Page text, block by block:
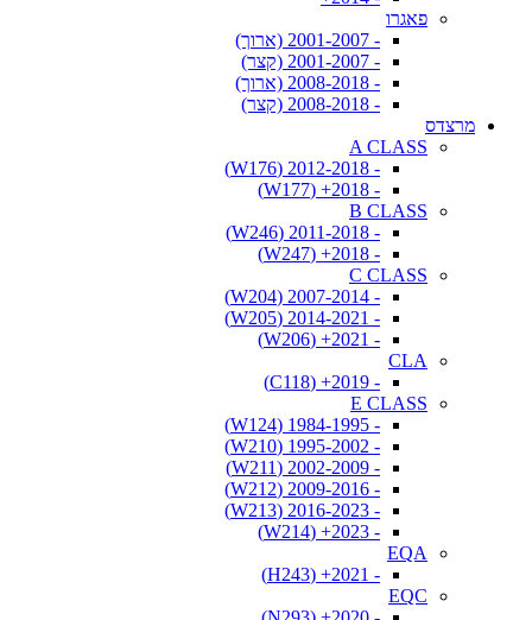
פאגרו
- 2001-2007 (ארוך)
- 2001-2007 (קצר)
- 2008-2018 (ארוך)
- 2008-2018 (קצר)
מרצדס
A CLASS
- 2012-2018 (W176)
- 2018+ (W177)
B CLASS
- 2011-2018 (W246)
- 2018+ (W247)
C CLASS
- 2007-2014 (W204)
- 2014-2021 (W205)
- 2021+ (W206)
CLA
- 2019+ (C118)
E CLASS
- 1984-1995 (W124)
- 1995-2002 (W210)
- 2002-2009 (W211)
- 2009-2016 (W212)
- 2016-2023 (W213)
- 2023+ (W214)
EQA
- 2021+ (H243)
EQC